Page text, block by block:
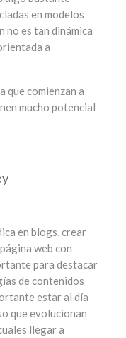
en modelos
no es tan dinámica
a
que comienzan a
mucho potencial
en blogs, crear
web con
para destacar
de contenidos
estar al día
que evolucionan
llegar a